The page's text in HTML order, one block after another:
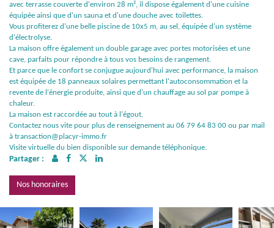
avec terrasse couverte d'environ 28 m², il dispose également d'une cuisine
équipée ainsi que d'un sauna et d'une douche avec toilettes.
Vous profiterez d'une belle piscine de 10x5 m, au sel, équipée d'un système
d'électrolyse.
La maison offre également un double garage avec portes motorisées et une
cave, parfaits pour répondre à tous vos besoins de rangement.
Et parce que le confort se conjugue aujourd'hui avec performance, la maison
est équipée de 18 panneaux solaires permettant l'autoconsommation et la
revente de l'énergie produite, ainsi que d'un chauffage au sol par pompe à
chaleur.
La maison est raccordée au tout à l'égout.
Contactez nous vite pour plus de renseignement au 06 79 64 83 00 ou par mail
à transaction@placyr-immo.fr
Visite virtuelle du bien disponible sur demande téléphonique.
Partager :
Nos honoraires